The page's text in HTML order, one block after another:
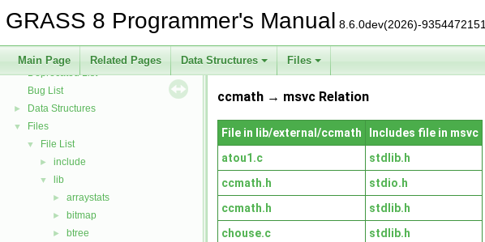
GRASS 8 Programmer's Manual 8.6.0dev(2026)-9354472151
Main Page Related Pages Data Structures Files
► GRASS Directed Graph Library
Todo List
Deprecated List
Bug List
► Data Structures
▼ Files
▼ File List
► include
▼ lib
► arraystats
► bitmap
► btree
ccmath → msvc Relation
File in lib/external/ccmath
Includes file in msvc
atou1.c
stdlib.h
ccmath.h
stdio.h
ccmath.h
stdlib.h
chouse.c
stdlib.h